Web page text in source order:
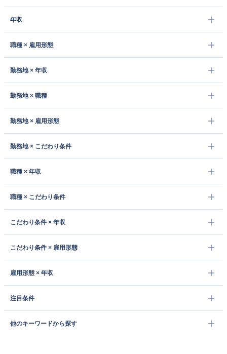
年収
職種 × 雇用形態
勤務地 × 年収
勤務地 × 職種
勤務地 × 雇用形態
勤務地 × こだわり条件
職種 × 年収
職種 × こだわり条件
こだわり条件 × 年収
こだわり条件 × 雇用形態
雇用形態 × 年収
注目条件
他のキーワードから探す